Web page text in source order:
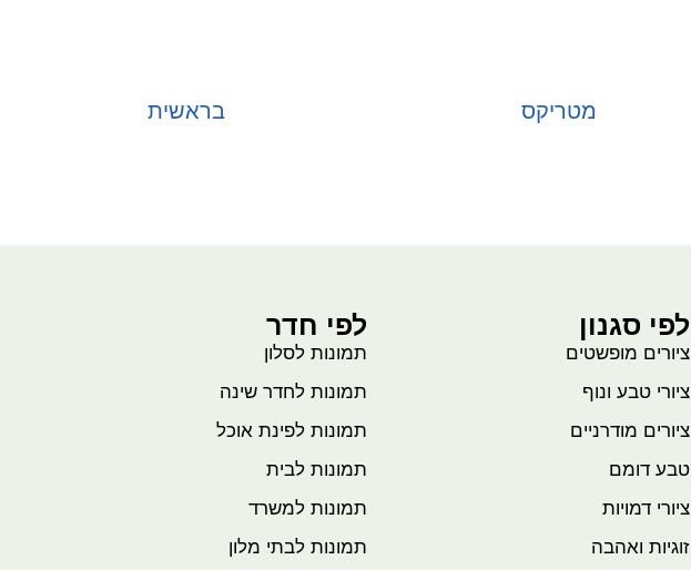
מטריקס בראשית
לפי סגנון
ציורים מופשטים
ציורי טבע ונוף
ציורים מודרניים
טבע דומם
ציורי דמויות
זוגיות ואהבה
לפי חדר
תמונות לסלון
תמונות לחדר שינה
תמונות לפינת אוכל
תמונות לבית
תמונות למשרד
תמונות לבתי מלון